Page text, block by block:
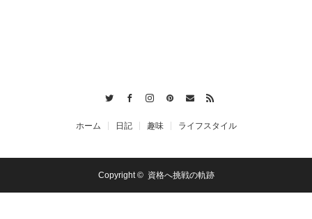
ホーム 日記 趣味 ライフスタイル
Copyright © 資格へ挑戦の軌跡